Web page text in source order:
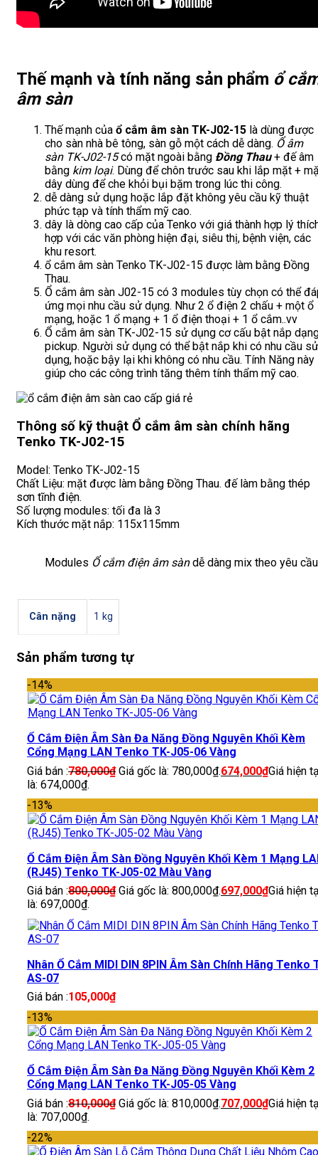
Thế mạnh và tính năng sản phẩm ổ
âm sàn
Thế mạnh của ổ cắm âm sàn TK-J02-15 là dùng được
cho sàn nhà bê tông, sàn gỗ một cách dễ dàng. Ổ âm
sàn TK-J02-15có mặt ngoài bằng Đồng Thau+ đế âm
bằng kim loại. Dùng để chôn trước sau khi lắp mặt +
dây dùng để che khỏi bụi bặm trong lúc thi công.
dễ dàng sử dụng hoặc lắp đặt không yêu cầu kỹ thuật
phức tạp và tính thẩm mỹ cao.
dây là dòng cao cấp của Tenko với giá thành hợp lý
hợp với các văn phòng hiện đại, siêu thị, bệnh viện, các
khu resort.
ổ cắm âm sàn Tenko TK-J02-15 được làm bằng Đồng
Thau.
Ổ cắm âm sàn J02-15 có 3 modules tùy chọn có thể
ứng mọi nhu cầu sử dụng. Như 2 ổ điện 2 chấu + một ổ
mạng, hoặc 1 ổ mạng + 1 ổ điện thoại + 1 ổ cắm..vv
Ổ cắm âm sàn TK-J02-15 sử dụng cơ cấu bật nắp
pickup. Người sử dụng có thể bật nắp khi có nhu cầu sử
dụng, hoặc bậy lại khi không có nhu cầu. Tính Năng này
giúp cho các công trình tăng thêm tính thẩm mỹ cao.
Thông số kỹ thuật Ổ cắm âm sàn chính hãng
Tenko TK-J02-15
Model: Tenko TK-J02-15
Chất Liệu: mặt được làm bằng Đồng Thau. đế làm bằng thép
sơn tĩnh điện.
Số lượng modules: tối đa là 3
Kích thước mặt nắp: 115x115mm
Modules Ổ cắm điện âm sàndễ dàng mix theo yêu cầu
Cân nặng 1 kg
Sản phẩm tương tự
-14%
Ổ Cắm Điện Âm Sàn Đa Năng Đồng Nguyên Khối Kèm
Cổng Mạng LAN Tenko TK-J05-06 Vàng
Giá bán :780,000₫ Giá gốc là: 780,000₫.674,000₫Giá hiện
là: 674,000₫.
-13%
Ổ Cắm Điện Âm Sàn Đồng Nguyên Khối Kèm 1 Mạng
(RJ45) Tenko TK-J05-02 Màu Vàng
Giá bán :800,000₫ Giá gốc là: 800,000₫.697,000₫Giá hiện
là: 697,000₫.
Nhân Ổ Cắm MIDI DIN 8PIN Âm Sàn Chính Hãng Tenko
AS-07
Giá bán :105,000₫
-13%
Ổ Cắm Điện Âm Sàn Đa Năng Đồng Nguyên Khối Kèm 2
Cổng Mạng LAN Tenko TK-J05-05 Vàng
Giá bán :810,000₫ Giá gốc là: 810,000₫.707,000₫Giá hiện
là: 707,000₫.
-22%